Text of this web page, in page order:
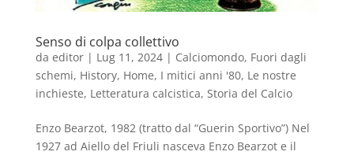
Senso di colpa collettivo
da editor| Lug 11, 2024| Calciomondo, Fuori dagli
schemi, History, Home, I mitici anni '80, Le nostre
inchieste, Letteratura calcistica, Storia del Calcio
Enzo Bearzot, 1982 (tratto dal “Guerin Sportivo”) Nel
1927 ad Aiello del Friuli nasceva Enzo Bearzot e il